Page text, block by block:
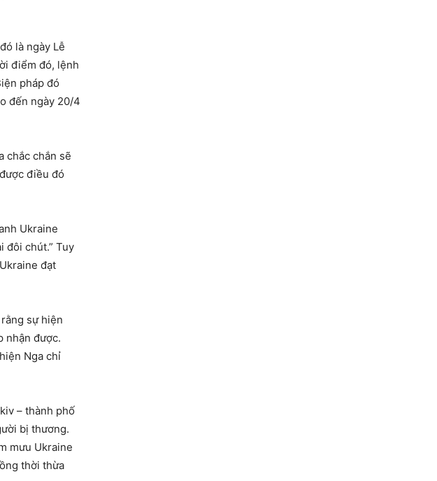
là ngày Lễ
điểm đó, lệnh
pháp đó
đến ngày 20/4
chắc chắn sẽ
điều đó
Ukraine
đôi chút.” Tuy
đạt
sự hiện
nhận được.
Nga chỉ
– thành phố
bị thương.
mưu Ukraine
thời thừa